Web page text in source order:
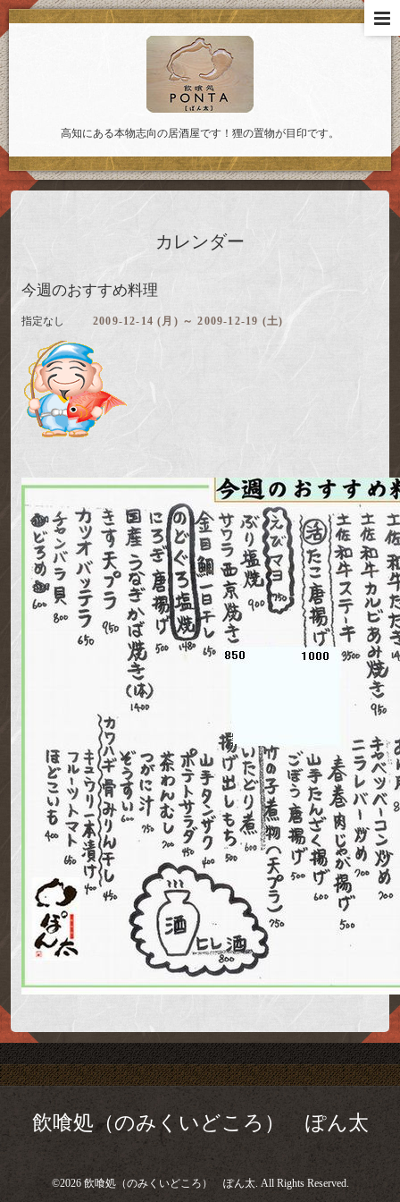
高知にある本物志向の居酒屋です！狸の置物が目印です。
カレンダー
今週のおすすめ料理
指定なし 2009-12-14 (月) ～ 2009-12-19 (土)
飲喰処（のみくいどころ） ぽん太
©2026 飲喰処（のみくいどころ） ぽん太. All Rights Reserved.